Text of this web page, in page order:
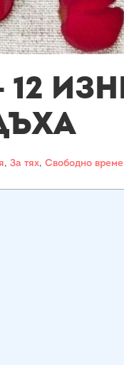
, За тях, Свободно време